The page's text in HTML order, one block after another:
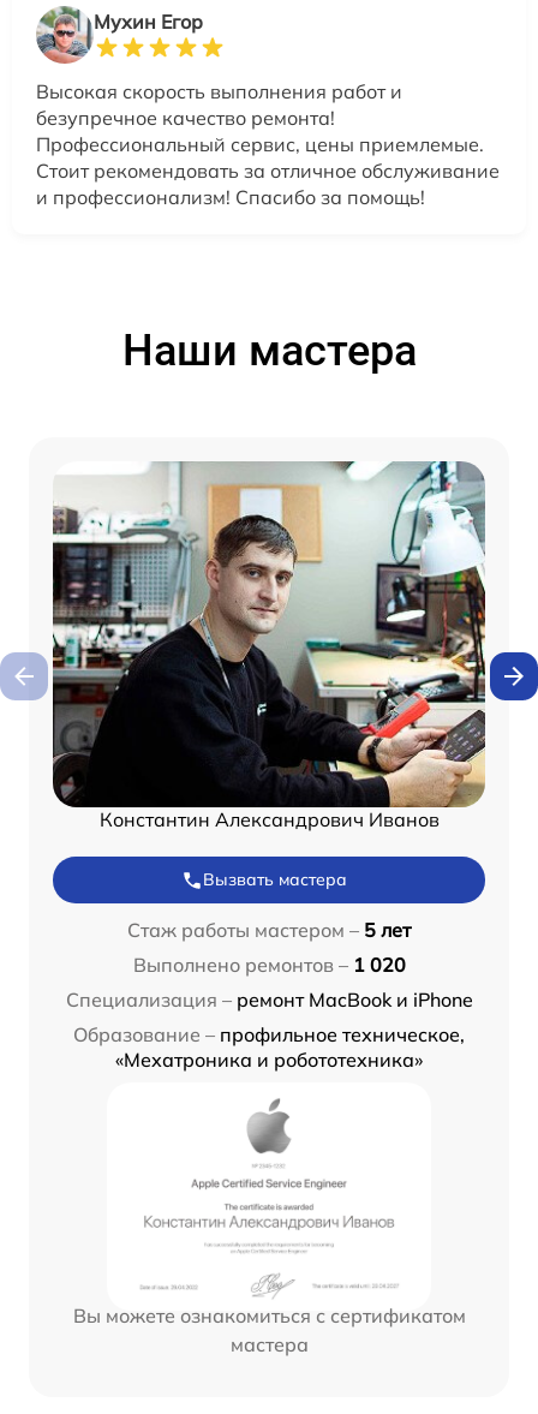
Мухин Егор
Высокая скорость выполнения работ и
безупречное качество ремонта!
Профессиональный сервис, цены приемлемые.
Стоит рекомендовать за отличное обслуживание
и профессионализм! Спасибо за помощь!
Наши мастера
Константин Александрович Иванов
Вызвать мастера
Стаж работы мастером – 5 лет
Выполнено ремонтов – 1 020
Специализация – ремонт MacBook и iPhone
Образование – профильное техническое,
«Мехатроника и робототехника»
Вы можете ознакомиться с сертификатом
мастера